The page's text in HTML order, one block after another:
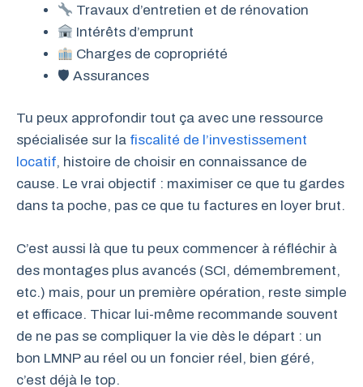
Travaux d’entretien et de rénovation
Intérêts d’emprunt
Charges de copropriété
🛡 Assurances
Tu peux approfondir tout ça avec une ressource
spécialisée sur la fiscalité de l’investissement
locatif, histoire de choisir en connaissance de
cause. Le vrai objectif : maximiser ce que tu gardes
dans ta poche, pas ce que tu factures en loyer brut.
C’est aussi là que tu peux commencer à réfléchir à
des montages plus avancés (SCI, démembrement,
etc.) mais, pour un première opération, reste simple
et efficace. Thicar lui-même recommande souvent
de ne pas se compliquer la vie dès le départ : un
bon LMNP au réel ou un foncier réel, bien géré,
c’est déjà le top.